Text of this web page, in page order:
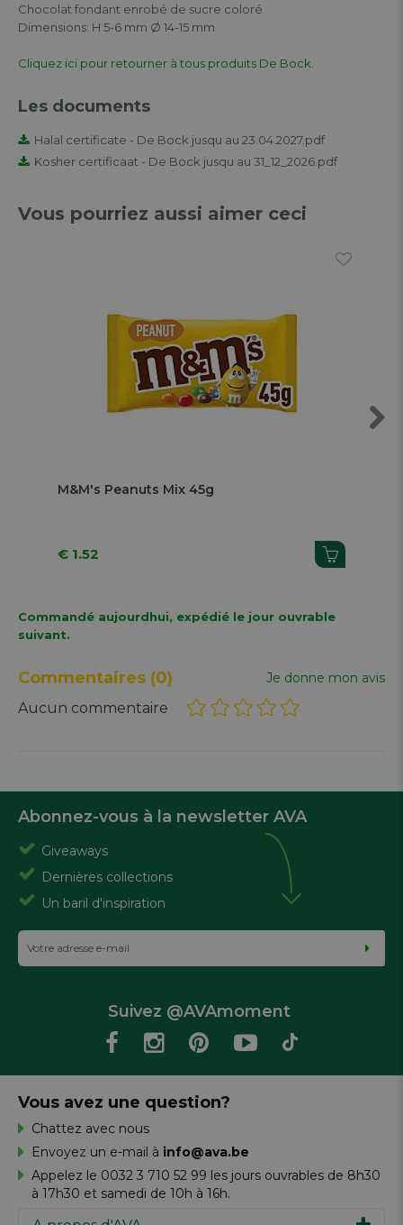
Chocolat fondant enrobé de sucre coloré
Dimensions: H 5-6 mm Ø 14-15 mm
Cliquez ici pour retourner à tous produits De Bock.
Les documents
Halal certificate - De Bock jusqu au 23.04.2027.pdf
Kosher certificaat - De Bock jusqu au 31_12_2026.pdf
Vous pourriez aussi aimer ceci
M&M's Peanuts Mix 45g
€ 1.52
Commandé aujourdhui, expédié le jour ouvrable
suivant.
Commentaires (0) Je donne mon avis
Aucun commentaire
Abonnez-vous à la newsletter AVA
Giveaways
Dernières collections
Un baril d'inspiration
Suivez @AVAmoment
Vous avez une question?
Chattez avec nous
Envoyez un e-mail à info@ava.be
Appelez le 0032 3 710 52 99 les jours ouvrables de 8h30
à 17h30 et samedi de 10h à 16h.